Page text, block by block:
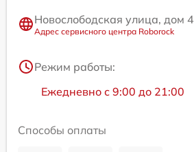
Новослободская улица, дом 4
Адрес сервисного центра Roborock
Режим работы:
Ежедневно с 9:00 до 21:00
Способы оплаты